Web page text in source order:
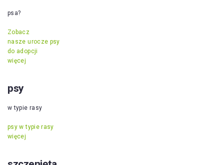
psa?
Zobacz
nasze urocze psy
do adopcji
więcej
psy
w typie rasy
psy w typie rasy
więcej